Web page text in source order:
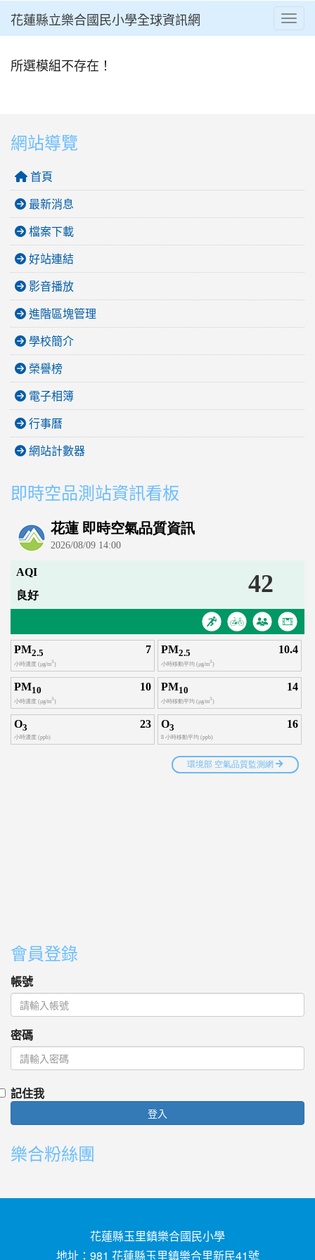
⏸
花蓮縣立樂合國民小學全球資訊網
所選模組不存在！
網站導覽
首頁
最新消息
檔案下載
好站連結
影音播放
進階區塊管理
學校簡介
榮譽榜
電子相簿
行事曆
網站計數器
即時空品測站資訊看板
會員登錄
帳號
密碼
記住我
登入
樂合粉絲團
花蓮縣玉里鎮樂合國民小學
地址：981 花蓮縣玉里鎮樂合里新民41號